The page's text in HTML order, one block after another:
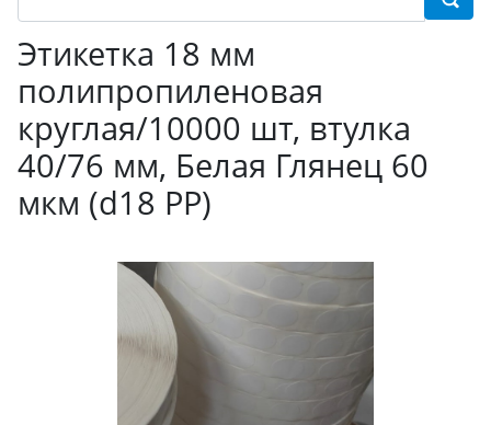
Этикетка 18 мм
полипропиленовая
круглая/10000 шт, втулка
40/76 мм, Белая Глянец 60
мкм (d18 PP)